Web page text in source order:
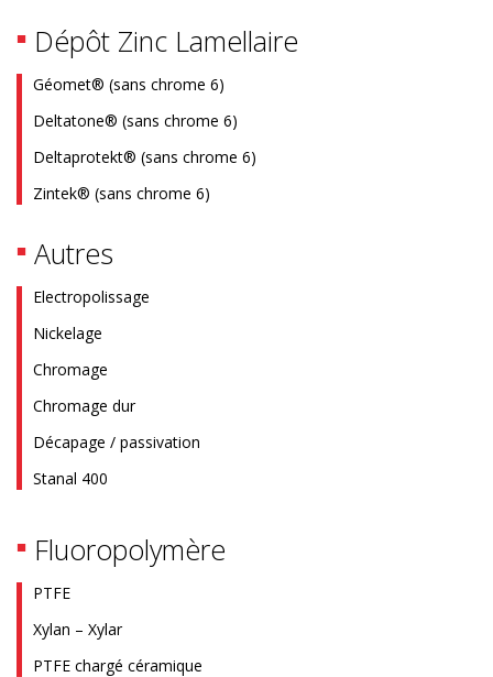
Dépôt Zinc Lamellaire
Géomet® (sans chrome 6)
Deltatone® (sans chrome 6)
Deltaprotekt® (sans chrome 6)
Zintek® (sans chrome 6)
Autres
Electropolissage
Nickelage
Chromage
Chromage dur
Décapage / passivation
Stanal 400
Fluoropolymère
PTFE
Xylan – Xylar
PTFE chargé céramique